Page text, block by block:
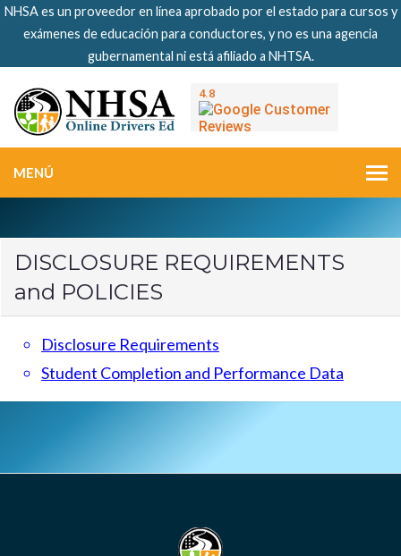
NHSA es un proveedor en línea aprobado por el estado para cursos y
exámenes de educación para conductores, y no es una agencia
gubernamental ni está afiliado a NHTSA.
MENÚ
DISCLOSURE REQUIREMENTS
and POLICIES
Disclosure Requirements
Student Completion and Performance Data